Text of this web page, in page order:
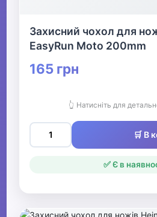
Захисний чохол для
EasyRun Moto 200mm
165 грн
👆 Натисніть для
🛒 В
✅ Є в